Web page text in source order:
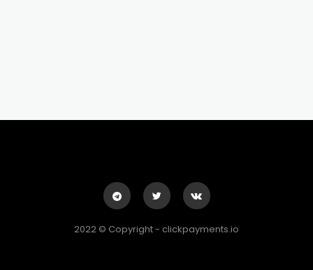
2022 © Copyright - clickpayments.io